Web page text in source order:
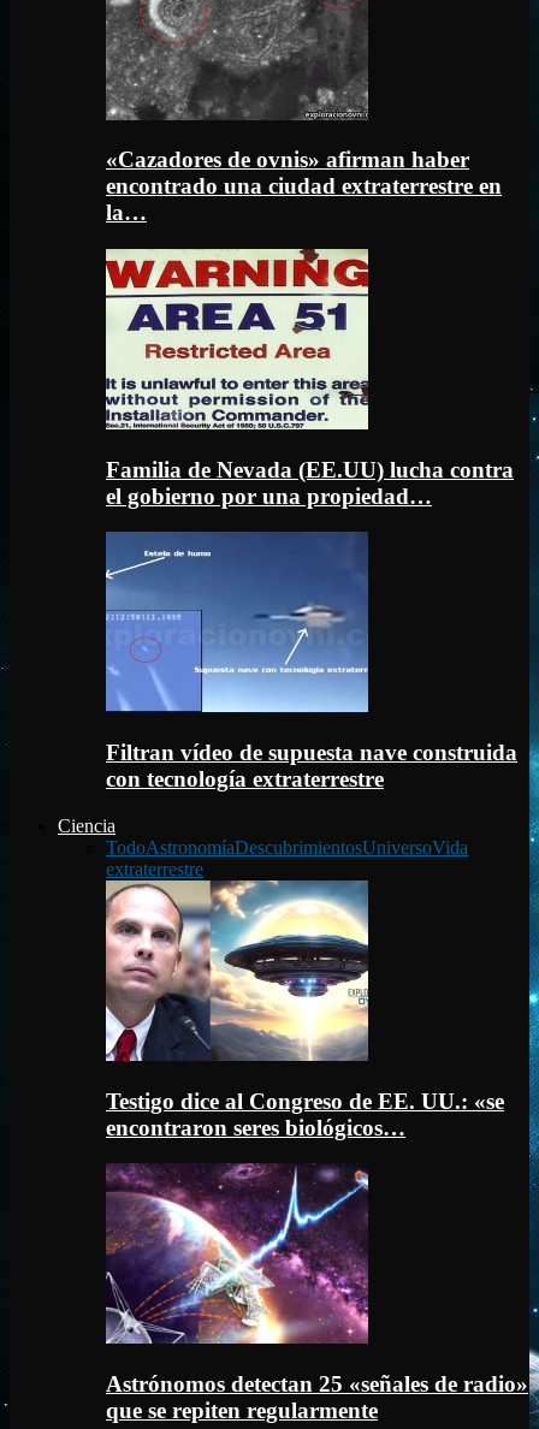
«Cazadores de ovnis» afirman haber
encontrado una ciudad extraterrestre en
la…
Familia de Nevada (EE.UU) lucha contra
el gobierno por una propiedad…
Filtran vídeo de supuesta nave construida
con tecnología extraterrestre
Ciencia
TodoAstronomíaDescubrimientosUniversoVida
extraterrestre
Testigo dice al Congreso de EE. UU.: «se
encontraron seres biológicos…
Astrónomos detectan 25 «señales de radio»
que se repiten regularmente